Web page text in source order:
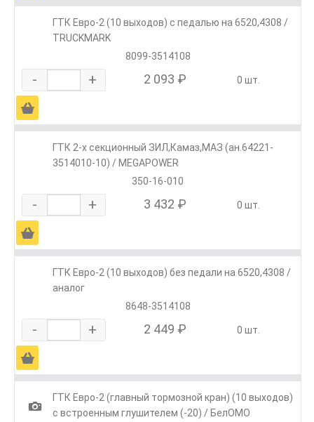
ГТК Евро-2 (10 выходов) с педалью на 6520,4308 /
TRUCKMARK
8099-3514108
- + 2 093 ₽ 0 шт.
Ä
ГТК 2-х секционный ЗИЛ,Камаз,МАЗ (ан.64221-
3514010-10) / MEGAPOWER
350-16-010
- + 3 432 ₽ 0 шт.
Ä
ГТК Евро-2 (10 выходов) без педали на 6520,4308 /
аналог
8648-3514108
- + 2 449 ₽ 0 шт.
Ä
1
ГТК Евро-2 (главный тормозной кран) (10 выходов)
с встроенным глушителем (-20) / БелОМО